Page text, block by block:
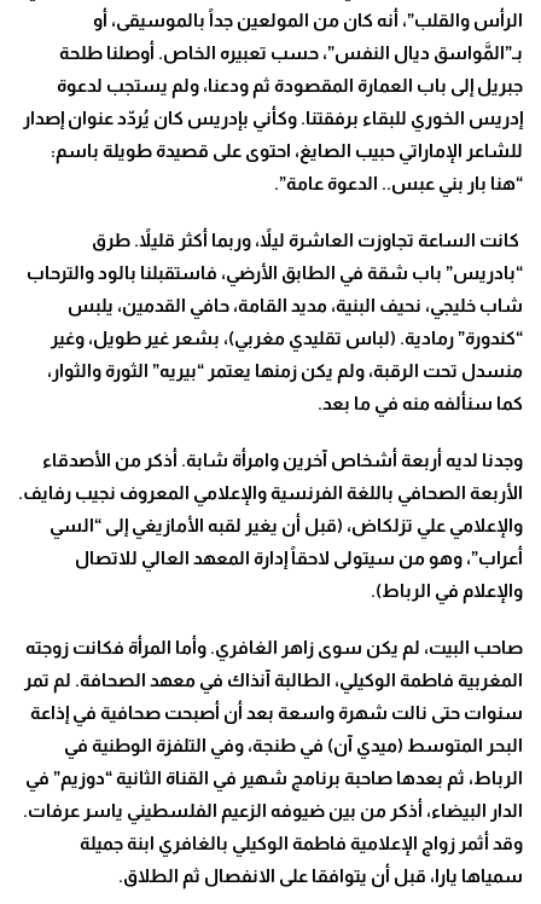
الرأس والقلب”، أنه كان من المولعين جداً بالموسيقى، أو
بـ”المَّواسق ديال النفس”، حسب تعبيره الخاص. أوصلنا طلحة
جبريل إلى باب العمارة المقصودة ثم ودعنا، ولم يستجب لدعوة
إدريس الخوري للبقاء برفقتنا. وكأني بإدريس كان يُردّد عنوان إصدار
للشاعر الإماراتي حبيب الصايغ، احتوى على قصيدة طويلة باسم:
“هنا بار بني عبس.. الدعوة عامة”.
كانت الساعة تجاوزت العاشرة ليلاً، وربما أكثر قليلاً. طرق
“بادريس” باب شقة في الطابق الأرضي، فاستقبلنا بالود والترحاب
شاب خليجي، نحيف البنية، مديد القامة، حافي القدمين، يلبس
“كندورة” رمادية. (لباس تقليدي مغربي)، بشعر غير طويل، وغير
منسدل تحت الرقبة، ولم يكن زمنها يعتمر “بيريه” الثورة والثوار،
كما سنألفه منه في ما بعد.
وجدنا لديه أربعة أشخاص آخرين وامرأة شابة. أذكر من الأصدقاء
الأربعة الصحافي باللغة الفرنسية والإعلامي المعروف نجيب رفايف.
والإعلامي علي تزلكاض، (قبل أن يغير لقبه الأمازيغي إلى “السي
أعراب”، وهو من سيتولى لاحقاً إدارة المعهد العالي للاتصال
والإعلام في الرباط).
صاحب البيت، لم يكن سوى زاهر الغافري. وأما المرأة فكانت زوجته
المغربية فاطمة الوكيلي، الطالبة آنذاك في معهد الصحافة. لم تمر
سنوات حتى نالت شهرة واسعة بعد أن أصبحت صحافية في إذاعة
البحر المتوسط (ميدي آن) في طنجة، وفي التلفزة الوطنية في
الرباط، ثم بعدها صاحبة برنامج شهير في القناة الثانية “دوزيم” في
الدار البيضاء، أذكر من بين ضيوفه الزعيم الفلسطيني ياسر عرفات.
وقد أثمر زواج الإعلامية فاطمة الوكيلي بالغافري ابنة جميلة
سمياها يارا، قبل أن يتوافقا على الانفصال ثم الطلاق.